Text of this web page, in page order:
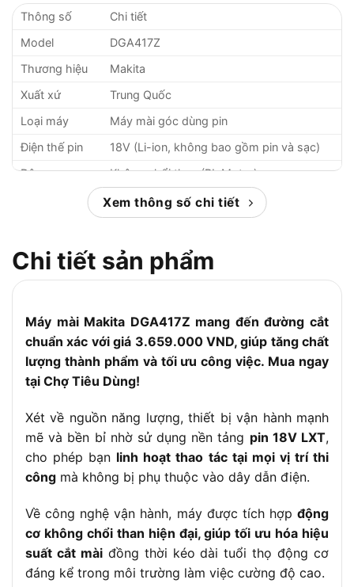
Thông số
Chi tiết
Model
DGA417Z
Thương hiệu
Makita
Xuất xứ
Trung Quốc
Loại máy
Máy mài góc dùng pin
Điện thế pin
18V (Li-ion, không bao gồm pin và sạc)
Động cơ
Không chổi than (BL Motor)
100mm
tải
tốc độ)
Kích thước (D
Trọng lượng 2.2 – 2.9 kg (tùy pin sử dụng)
nổi bật
– Điều chỉnh tốc độ tự động (ADT)
– Chống khởi động lại (Anti-Restart)
– Hãm tốc độ bằng điện (Brake)
– Cảm biến kích hoạt điều tốc (AFT)
– Hệ thống hút bụi tương thích
– Đèn báo dung lượng pin
Công nghệ
– XPT: Chống bụi và thấm nước
– LXT: Hệ thống pin Makita
– ADT: Tự động điều chỉnh tốc độ
– AFT: Tắt động cơ khi kẹt lưỡi
Xem thông số chi tiết
Chi tiết sản phẩm
Máy mài Makita DGA417Z mang đến đường cắt
chuẩn xác với giá 3.659.000 VND, giúp tăng chất
lượng thành phẩm và tối ưu công việc. Mua ngay
tại Chợ Tiêu Dùng!
Xét về nguồn năng lượng, thiết bị vận hành mạnh
mẽ và bền bỉ nhờ sử dụng nền tảng pin 18V LXT,
cho phép bạn linh hoạt thao tác tại mọi vị trí thi
công mà không bị phụ thuộc vào dây dẫn điện.
Về công nghệ vận hành, máy được tích hợp động
cơ không chổi than hiện đại, giúp tối ưu hóa hiệu
suất cắt màiđồng thời kéo dài tuổi thọ động cơ
đáng kể trong môi trường làm việc cường độ cao.